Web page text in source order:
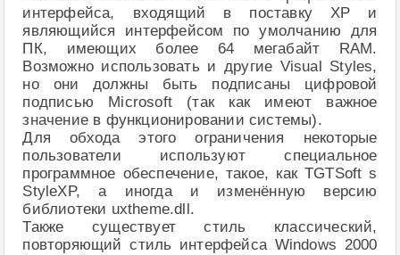
интерфейса, входящий в поставку XP и
являющийся интерфейсом по умолчанию для
ПК, имеющих более 64 мегабайт RAM.
Возможно использовать и другие Visual Styles,
но они должны быть подписаны цифровой
подписью Microsoft (так как имеют важное
значение в функционировании системы).
Для обхода этого ограничения некоторые
пользователи используют специальное
программное обеспечение, такое, как TGTSoft s
StyleXP, а иногда и изменённую версию
библиотеки uxtheme.dll.
Также существует стиль классический,
повторяющий стиль интерфейса Windows 2000